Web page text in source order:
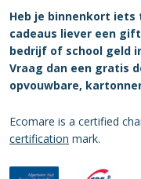
Heb je binnenkort iets
cadeaus liever een
bedrijf of school geld
Vraag dan een gratis
opvouwbare,
Ecomare is a certified
certification mark.